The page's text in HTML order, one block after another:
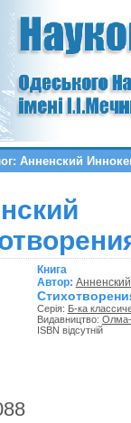
Анненский
Книга
Автор:
Серія: Б-ка
Видавництво:
ISBN відсутній